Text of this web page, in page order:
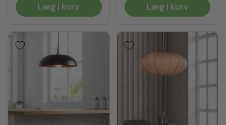
Læg i kurv Læg i kurv